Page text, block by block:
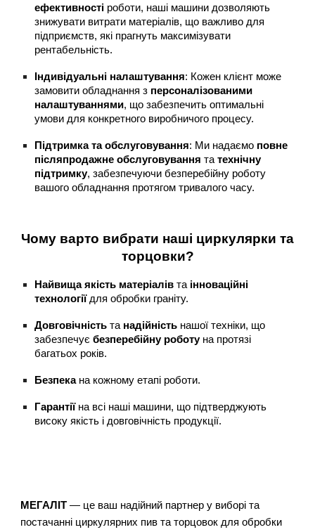
ефективності роботи, наші машини дозволяють
знижувати витрати матеріалів, що важливо для
підприємств, які прагнуть максимізувати
рентабельність.
Індивідуальні налаштування: Кожен клієнт може
замовити обладнання з персоналізованими
налаштуваннями, що забезпечить оптимальні
умови для конкретного виробничого процесу.
Підтримка та обслуговування: Ми надаємо повне
післяпродажне обслуговування татехнічну
підтримку, забезпечуючи безперебійну роботу
вашого обладнання протягом тривалого часу.
Чому варто вибрати наші циркулярки та
торцовки?
Найвища якість матеріалів та інноваційні
технологіїдля обробки граніту.
Довговічність та надійність нашої техніки, що
забезпечуєбезперебійну роботуна протязі
багатьох років.
Безпекана кожному етапі роботи.
Гарантіїна всі наші машини, що підтверджують
високу якість і довговічність продукції.
МЕГАЛІТ — це ваш надійний партнер у виборі та
постачанні циркулярних пив та торцовок для обробки